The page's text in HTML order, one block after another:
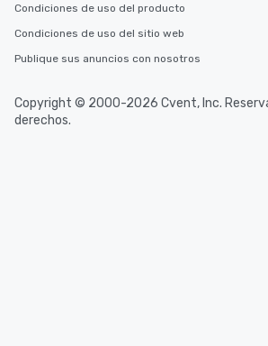
Condiciones de uso del producto
Condiciones de uso del sitio web
Publique sus anuncios con nosotros
Copyright © 2000-2026 Cvent, Inc.
derechos.